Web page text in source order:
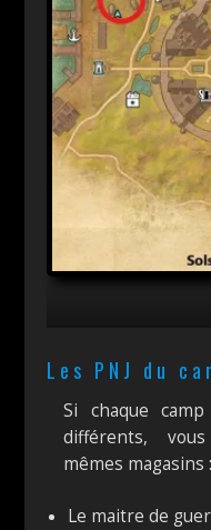
Les PNJ du
Si chaque
différents,
mêmes magasins :
Le maitre de